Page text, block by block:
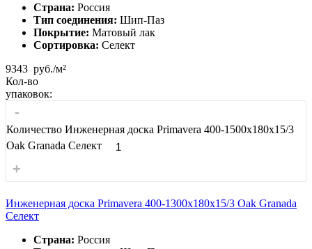
Страна: Россия
Тип соединения: Шип-Паз
Покрытие: Матовый лак
Сортировка: Селект
9343 руб./м²
Кол-во
упаковок:
-
Количество Инженерная доска Primavera 400-1500х180х15/3
Oak Granada Селект
+
Инженерная доска Primavera 400-1300х180х15/3 Oak Granada
Селект
Страна: Россия